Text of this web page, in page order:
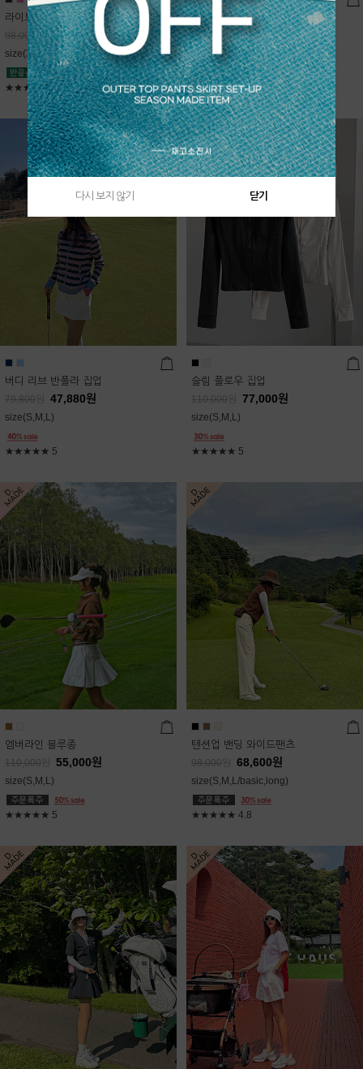
라이트데님 핀턱 스커트
98,000원 68,600원
size(XS,S,M,L)
★★★★★5
블룸 하이넥 니트집업
Sold Out
free(44~66)
★★★★★4.9
버디 리브 반폴라 집업
79,800 47,880원
size(S,M,L)
★★★★★ 5
슬림 플로우 집업
110,000 77,000원
size(S,M,L)
★★★★★ 5
엠버라인 블루종
110,000 55,000원
size(S,M,L)
★★★★★ 5
텐션업 밴딩 와이드팬츠
98,000 68,600원
size(S,M,L/basic,long)
★★★★★ 4.8
다시 보지 않기 닫기